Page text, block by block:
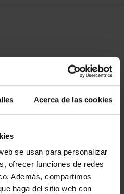
Acerca de las cookies
se usan para personalizar
ofrecer funciones de redes
Además, compartimos
haga del sitio web con
CIUDADES PATRIMONIO
III - SEGOVIA
73,00 €